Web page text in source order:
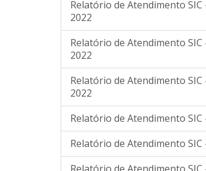
Relatório de Atendimento
2022
Relatório de Atendimento
2022
Relatório de Atendimento
2022
Relatório de Atendimento
Relatório de Atendimento